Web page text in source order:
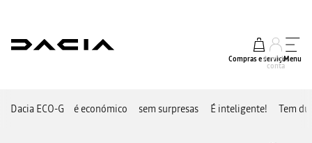
Compras e serviços
A minha
conta
Menu
Dacia ECO-G é económico sem surpresas É inteligente! Tem